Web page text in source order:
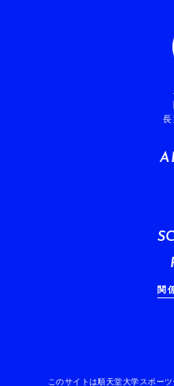
関
このサイトは順天堂大学スポー